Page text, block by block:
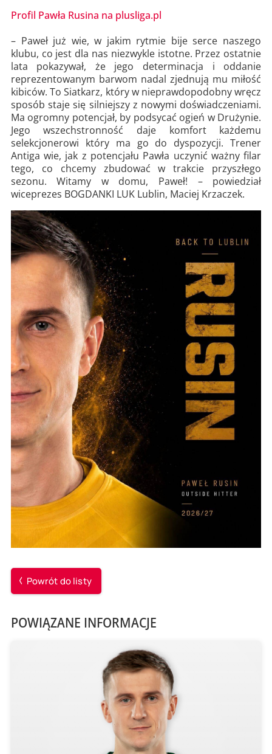
Profil Pawła Rusina na plusliga.pl
– Paweł już wie, w jakim rytmie bije serce naszego
klubu, co jest dla nas niezwykle istotne. Przez ostatnie
lata pokazywał, że jego determinacja i oddanie
reprezentowanym barwom nadal zjednują mu miłość
kibiców. To Siatkarz, który w nieprawdopodobny wręcz
sposób staje się silniejszy z nowymi doświadczeniami.
Ma ogromny potencjał, by podsycać ogień w Drużynie.
Jego wszechstronność daje komfort każdemu
selekcjonerowi który ma go do dyspozycji. Trener
Antiga wie, jak z potencjału Pawła uczynić ważny filar
tego, co chcemy zbudować w trakcie przyszłego
sezonu. Witamy w domu, Paweł! – powiedział
wiceprezes BOGDANKI LUK Lublin, Maciej Krzaczek.
Powrót do listy
POWIĄZANE INFORMACJE